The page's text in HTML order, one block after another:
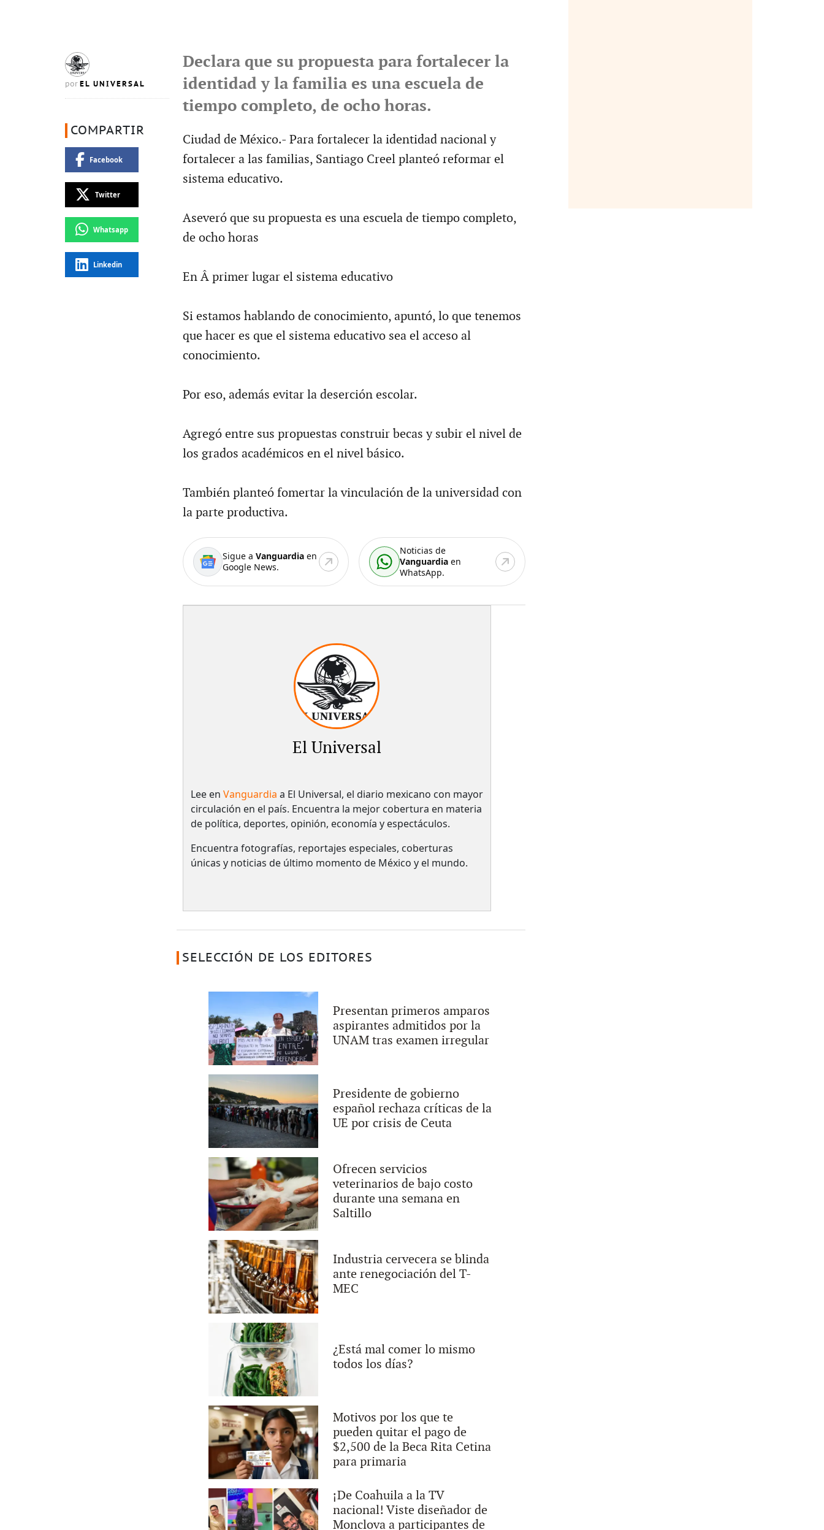
por EL UNIVERSAL
COMPARTIR
Facebook
Twitter
Whatsapp
Linkedin
Declara que su propuesta para fortalecer la
identidad y la familia es una escuela de
tiempo completo, de ocho horas.
Ciudad de México.- Para fortalecer la identidad nacional y
fortalecer a las familias, Santiago Creel planteó reformar el
sistema educativo.
Aseveró que su propuesta es una escuela de tiempo completo,
de ocho horas
En Â primer lugar el sistema educativo
Si estamos hablando de conocimiento, apuntó, lo que tenemos
que hacer es que el sistema educativo sea el acceso al
conocimiento.
Por eso, además evitar la deserción escolar.
Agregó entre sus propuestas construir becas y subir el nivel de
los grados académicos en el nivel básico.
También planteó fomertar la vinculación de la universidad con
la parte productiva.
Sigue a Vanguardiaen
Google News.
Noticias de
Vanguardia en
WhatsApp.
El Universal
Lee en Vanguardia a El Universal, el diario mexicano con mayor
circulación en el país.​ Encuentra la mejor cobertura en materia
de política, deportes, opinión, economía y espectáculos.
Encuentra fotografías, reportajes especiales, coberturas
únicas y noticias de último momento de México y el mundo.
SELECCIÓN DE LOS EDITORES
Presentan primeros amparos
aspirantes admitidos por la
UNAM tras examen irregular
Presidente de gobierno
español rechaza críticas de la
UE por crisis de Ceuta
Ofrecen servicios
veterinarios de bajo costo
durante una semana en
Saltillo
Industria cervecera se blinda
ante renegociación del T-
MEC
¿Está mal comer lo mismo
todos los días?
Motivos por los que te
pueden quitar el pago de
$2,500 de la Beca Rita Cetina
para primaria
¡De Coahuila a la TV
nacional! Viste diseñador de
Monclova a participantes de